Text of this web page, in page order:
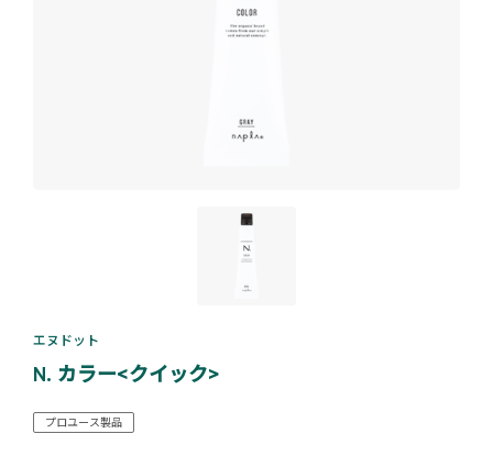
エヌドット
N. カラー<クイック>
プロユース製品